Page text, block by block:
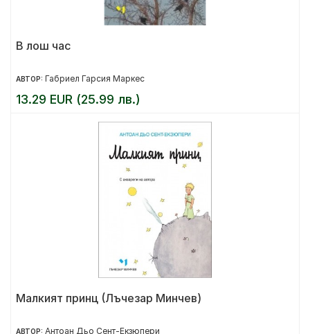
В лош час
АВТОР: Габриел Гарсия Маркес
13.29 EUR (25.99 лв.)
Малкият принц (Лъчезар Минчев)
АВТОР: Антоан Дьо Сент-Екзюпери